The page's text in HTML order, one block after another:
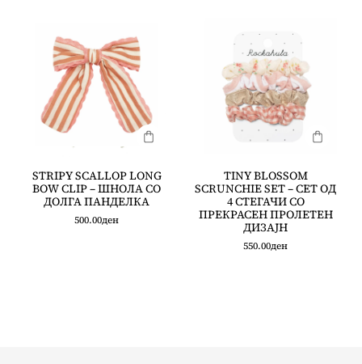
STRIPY SCALLOP LONG
BOW CLIP – ШНОЛА СО
ДОЛГА ПАНДЕЛКА
500.00ден
TINY BLOSSOM
SCRUNCHIE SET – СЕТ ОД
4 СТЕГАЧИ СО
ПРЕКРАСЕН ПРОЛЕТЕН
ДИЗАЈН
550.00ден